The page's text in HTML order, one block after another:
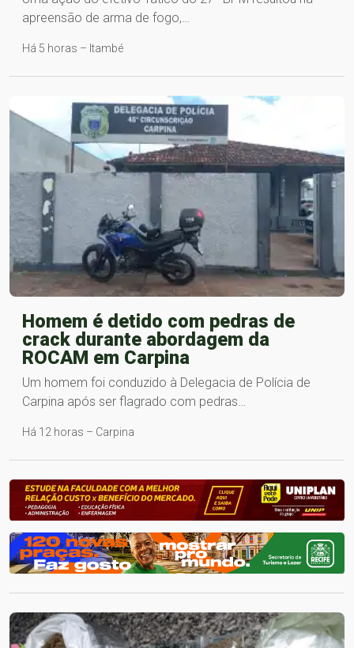
apreensão de arma de fogo,…
Há 5 horas – Itambé
Homem é detido com pedras de
crack durante abordagem da
ROCAM em Carpina
Um homem foi conduzido à Delegacia de Polícia de
Carpina após ser flagrado com pedras…
Há 12 horas – Carpina